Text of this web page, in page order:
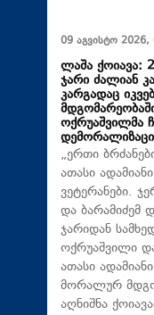
09 აგვისტო 2026,
ლაშა ქოიავა:
ჯარი ძალიან
კარგადაც
ოქრუაშვილმა
„ერთი
ათასი
ვეტერანები.
და ბარამიძემ
ჯარიდან
ოქრუაშვილი
ათასი
მორალურ
აღნიშნა